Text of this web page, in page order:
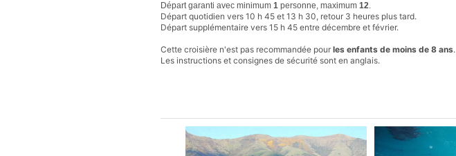
Départ garanti avec minimum 1 personne, maximum 12.
Départ quotidien vers 10 h 45 et 13 h 30, retour 3 heures plus tard.
Départ supplémentaire vers 15 h 45 entre décembre et février.
Cette croisière n'est pas recommandée pour les enfants de moins de 8 ans.
Les instructions et consignes de sécurité sont en anglais.